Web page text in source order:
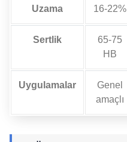
Uzama 16-22%
Sertlik
65-75
HB
Uygulamalar
Genel
amaçlı